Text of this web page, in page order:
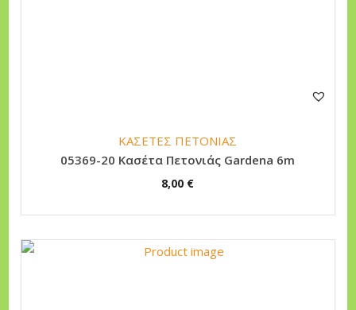
ΚΑΣΕΤΕΣ ΠΕΤΟΝΙΑΣ
05369-20 Κασέτα Πετονιάς Gardena 6m
8,00 €